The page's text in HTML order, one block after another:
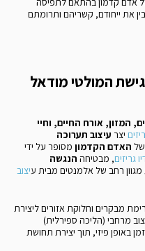
את ייחודם, קשריהם ותרומתם
המולטי מודאל
המזון, אורח החיים, וחיי
יצר עיצוב תערוכה
האדם הקדמון מסופר על ידי
גריזים, מבטיחה הנגשה
רחב של אלמנטים מבית עיצוב
מבקרים וחלוקת אזורים ליצירת
מרחבי (הליכה ספירלית)
באופן פיזי, תוך יצירת תחושת